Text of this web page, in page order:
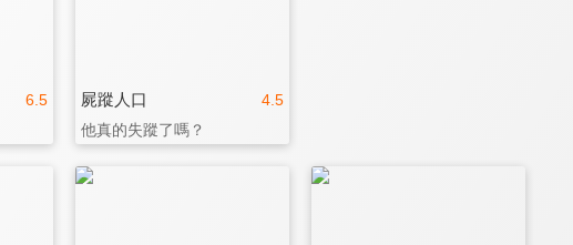
6.5 4.5
屍蹤人口
他真的失蹤了嗎？